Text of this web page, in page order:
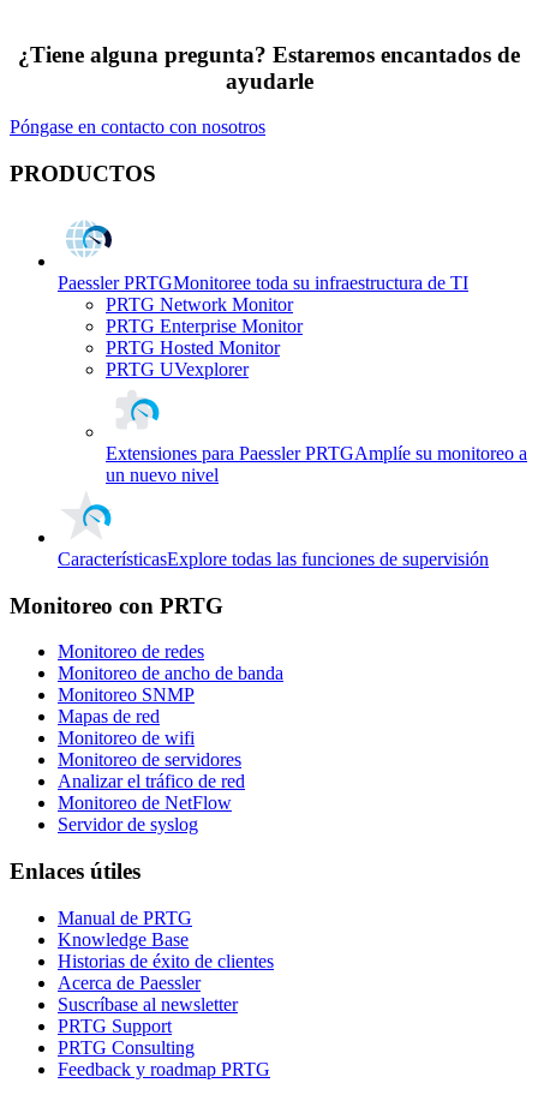
¿Tiene alguna pregunta? Estaremos encantados de
ayudarle
Póngase en contacto con nosotros
PRODUCTOS
Paessler PRTGMonitoree toda su infraestructura de TI
PRTG Network Monitor
PRTG Enterprise Monitor
PRTG Hosted Monitor
PRTG UVexplorer
Extensiones para Paessler PRTGAmplíe su monitoreo a
un nuevo nivel
CaracterísticasExplore todas las funciones de supervisión
Monitoreo con PRTG
Monitoreo de redes
Monitoreo de ancho de banda
Monitoreo SNMP
Mapas de red
Monitoreo de wifi
Monitoreo de servidores
Analizar el tráfico de red
Monitoreo de NetFlow
Servidor de syslog
Enlaces útiles
Manual de PRTG
Knowledge Base
Historias de éxito de clientes
Acerca de Paessler
Suscríbase al newsletter
PRTG Support
PRTG Consulting
Feedback y roadmap PRTG